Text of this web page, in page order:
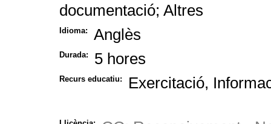
documentació; Altres
Idioma: Anglès
Durada: 5 hores
Recurs educatiu: Exercitació,